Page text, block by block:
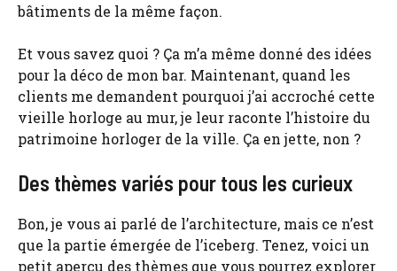
bâtiments de la même façon.
Et vous savez quoi ? Ça m’a même donné des idées
pour la déco de mon bar. Maintenant, quand les
clients me demandent pourquoi j’ai accroché cette
vieille horloge au mur, je leur raconte l’histoire du
patrimoine horloger de la ville. Ça en jette, non ?
Des thèmes variés pour tous les curieux
Bon, je vous ai parlé de l’architecture, mais ce n’est
que la partie émergée de l’iceberg. Tenez, voici un
petit aperçu des thèmes que vous pourrez explorer